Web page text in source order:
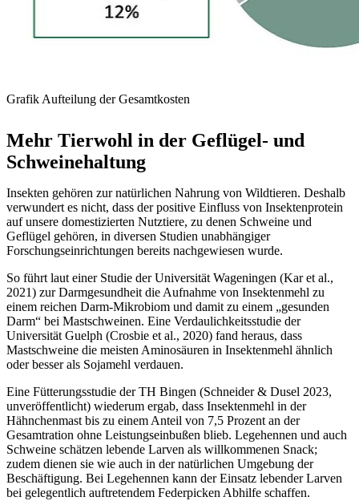
Grafik Aufteilung der Gesamtkosten
Mehr Tierwohl in der Geflügel- und
Schweinehaltung
Insekten gehören zur natürlichen Nahrung von Wildtieren. Deshalb
verwundert es nicht, dass der positive Einfluss von Insektenprotein
auf unsere domestizierten Nutztiere, zu denen Schweine und
Geflügel gehören, in diversen Studien unabhängiger
Forschungseinrichtungen bereits nachgewiesen wurde.
So führt laut einer Studie der Universität Wageningen (Kar et al.,
2021) zur Darmgesundheit die Aufnahme von Insektenmehl zu
einem reichen Darm-Mikrobiom und damit zu einem „gesunden
Darm“ bei Mastschweinen. Eine Verdaulichkeitsstudie der
Universität Guelph (Crosbie et al., 2020) fand heraus, dass
Mastschweine die meisten Aminosäuren in Insektenmehl ähnlich
oder besser als Sojamehl verdauen.
Eine Fütterungsstudie der TH Bingen (Schneider & Dusel 2023,
unveröffentlicht) wiederum ergab, dass Insektenmehl in der
Hähnchenmast bis zu einem Anteil von 7,5 Prozent an der
Gesamtration ohne Leistungseinbußen blieb. Legehennen und auch
Schweine schätzen lebende Larven als willkommenen Snack;
zudem dienen sie wie auch in der natürlichen Umgebung der
Beschäftigung. Bei Legehennen kann der Einsatz lebender Larven
bei gelegentlich auftretendem Federpicken Abhilfe schaffen.